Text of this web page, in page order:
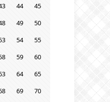
44
45
49
50
54
55
59
60
64
65
69
70